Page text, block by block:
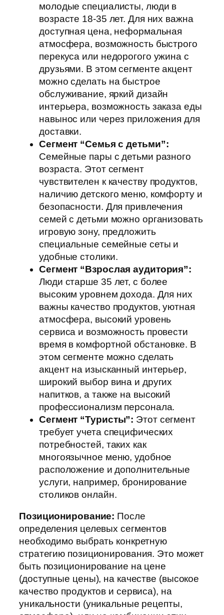
молодые специалисты, люди в
возрасте 18-35 лет. Для них важна
доступная цена, неформальная
атмосфера, возможность быстрого
перекуса или недорогого ужина с
друзьями. В этом сегменте акцент
можно сделать на быстрое
обслуживание, яркий дизайн
интерьера, возможность заказа еды
навынос или через приложения для
доставки.
Сегмент “Семья с детьми”:
Семейные пары с детьми разного
возраста. Этот сегмент
чувствителен к качеству продуктов,
наличию детского меню, комфорту и
безопасности. Для привлечения
семей с детьми можно организовать
игровую зону, предложить
специальные семейные сеты и
удобные столики.
Сегмент “Взрослая аудитория”:
Люди старше 35 лет, с более
высоким уровнем дохода. Для них
важны качество продуктов, уютная
атмосфера, высокий уровень
сервиса и возможность провести
время в комфортной обстановке. В
этом сегменте можно сделать
акцент на изысканный интерьер,
широкий выбор вина и других
напитков, а также на высокий
профессионализм персонала.
Сегмент “Туристы”: Этот сегмент
требует учета специфических
потребностей, таких как
многоязычное меню, удобное
расположение и дополнительные
услуги, например, бронирование
столиков онлайн.
Позиционирование: После
определения целевых сегментов
необходимо выбрать конкретную
стратегию позиционирования. Это может
быть позиционирование на цене
(доступные цены), на качестве (высокое
качество продуктов и сервиса), на
уникальности (уникальные рецепты,